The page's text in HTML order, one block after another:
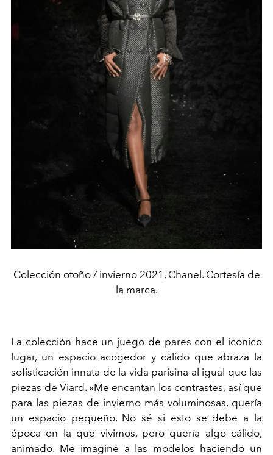
Colección otoño / invierno 2021, Chanel. Cortesía de
la marca.
La colección hace un juego de pares con el icónico
lugar, un espacio acogedor y cálido que abraza la
sofisticación innata de la vida parisina al igual que las
piezas de Viard. «Me encantan los contrastes, así que
para las piezas de invierno más voluminosas, quería
un espacio pequeño. No sé si esto se debe a la
época en la que vivimos, pero quería algo cálido,
animado. Me imaginé a las modelos haciendo un